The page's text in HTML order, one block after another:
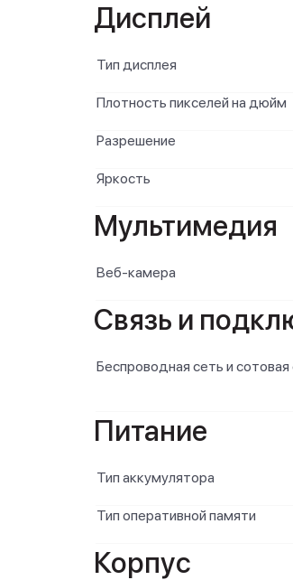
Дисплей
Тип дисплея
Плотность пикселей на дюйм
Разрешение
Яркость
Мультимедия
Веб-камера
Связь и
Беспроводная сеть и сотовая
Питание
Тип аккумулятора
Тип оперативной памяти
Корпус